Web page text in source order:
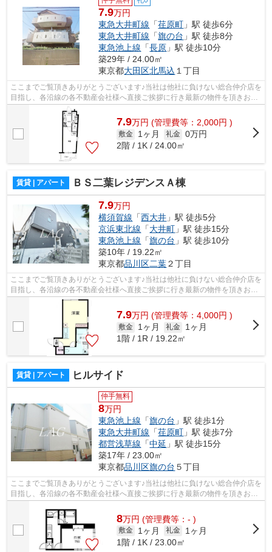
7.9万円
東急大井町線 「荏原町 」駅 徒歩6分
東急大井町線 「旗の台 」駅 徒歩8分
東急池上線 「長原 」駅 徒歩10分
築29年 / 24.00㎡
東京都大田区北馬込 １丁目
ここまでご覧頂きありがとうございます♪当社は他社に負けない総合仲介店を
目指し、各沿線の各不動産会社様へ直接ご挨拶に行き最新の物件を頂きお客
様へ提供しております！最新の情報は...
7.9万円 (管理費等：2,000円 )
敷金 1ヶ月 礼金 0万円
2階 / 1K / 24.00㎡
賃貸 | アパート ＢＳ二葉レジデンスＡ棟
7.9万円
横須賀線 「西大井 」駅 徒歩5分
京浜東北線 「大井町 」駅 徒歩15分
東急池上線 「旗の台 」駅 徒歩10分
築10年 / 19.22㎡
東京都品川区二葉２丁目
ここまでご覧頂きありがとうございます♪当社は他社に負けない総合仲介店を
目指し、各沿線の各不動産会社様へ直接ご挨拶に行き最新の物件を頂きお客
様へ提供しております！最新の情報は...
7.9万円 (管理費等：4,000円 )
敷金 1ヶ月 礼金
1ヶ月
1階 / 1R / 19.22㎡
賃貸 | アパート ヒルサイド
仲手無料
8万円
東急池上線 「旗の台 」駅 徒歩1分
東急大井町線 「荏原町 」駅 徒歩7分
都営浅草線 「中延 」駅 徒歩15分
築17年 / 23.00㎡
東京都品川区旗の台 ５丁目
ここまでご覧頂きありがとうございます♪当社は他社に負けない総合仲介店を
目指し、各沿線の各不動産会社様へ直接ご挨拶に行き最新の物件を頂きお客
8万円 (管理費等：- )
敷金 1ヶ月 礼金
1ヶ月
1階 / 1K / 23.00㎡